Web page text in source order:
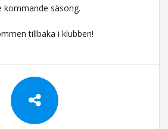
kommande säsong.
tillbaka i klubben!